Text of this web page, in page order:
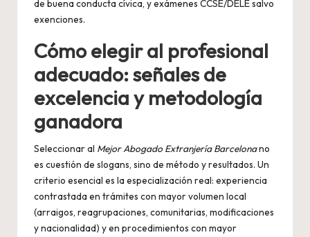
de buena conducta cívica, y exámenes CCSE/DELE salvo
exenciones.
Cómo elegir al profesional
adecuado: señales de
excelencia y metodología
ganadora
Seleccionar al Mejor Abogado Extranjería Barcelonano
es cuestión de slogans, sino de método y resultados. Un
criterio esencial es la especialización real: experiencia
contrastada en trámites con mayor volumen local
(arraigos, reagrupaciones, comunitarias, modificaciones
y nacionalidad) y en procedimientos con mayor